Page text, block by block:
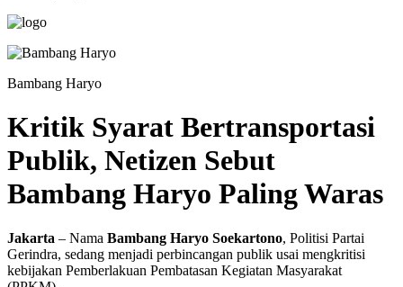
Bambang Haryo
Kritik Syarat Bertransportasi
Publik, Netizen Sebut
Bambang Haryo Paling Waras
Jakarta – Nama Bambang Haryo Soekartono, Politisi Partai
Gerindra, sedang menjadi perbincangan publik usai mengkritisi
kebijakan Pemberlakuan Pembatasan Kegiatan Masyarakat